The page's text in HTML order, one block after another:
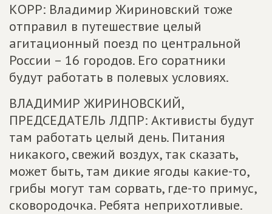
КОРР: Владимир Жириновский тоже
отправил в путешествие целый
агитационный поезд по центральной
России – 16 городов. Его соратники
будут работать в полевых условиях.
ВЛАДИМИР ЖИРИНОВСКИЙ,
ПРЕДСЕДАТЕЛЬ ЛДПР: Активисты будут
там работать целый день. Питания
никакого, свежий воздух, так сказать,
может быть, там дикие ягоды какие-то,
грибы могут там сорвать, где-то примус,
сковородочка. Ребята неприхотливые.